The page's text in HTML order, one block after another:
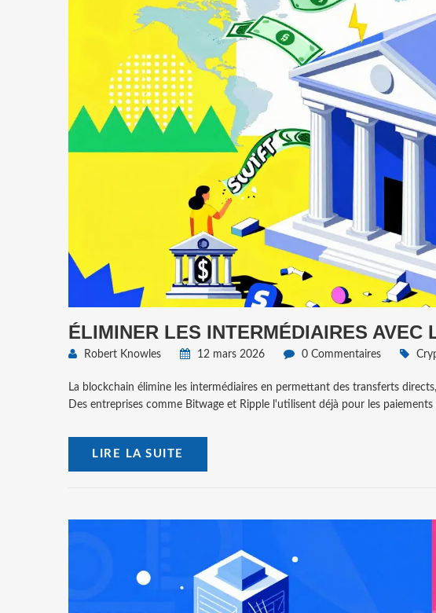
ÉLIMINER LES INTERMÉDIAIRES AVEC
Robert Knowles 12 mars 2026 0 Commentaires
La blockchain élimine les intermédiaires en permettant des transferts
Des entreprises comme Bitwage et Ripple l'utilisent déjà pour les
LIRE LA SUITE